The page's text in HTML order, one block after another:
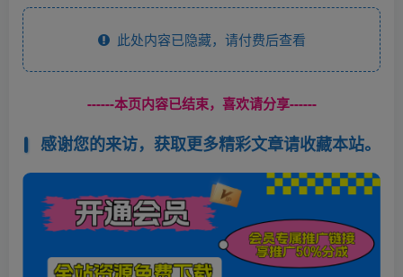
此处内容已隐藏，请付费后查看
------本页内容已结束，喜欢请分享------
感谢您的来访，获取更多精彩文章请收藏本站。